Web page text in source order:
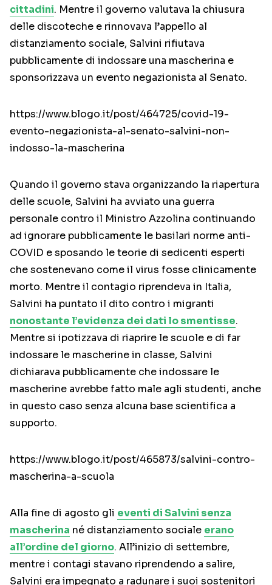
cittadini. Mentre il governo valutava la chiusura
delle discoteche e rinnovava l’appello al
distanziamento sociale, Salvini rifiutava
pubblicamente di indossare una mascherina e
sponsorizzava un evento negazionista al Senato.
https://www.blogo.it/post/464725/covid-19-
evento-negazionista-al-senato-salvini-non-
indosso-la-mascherina
Quando il governo stava organizzando la riapertura
delle scuole, Salvini ha avviato una guerra
personale contro il Ministro Azzolina continuando
ad ignorare pubblicamente le basilari norme anti-
COVID e sposando le teorie di sedicenti esperti
che sostenevano come il virus fosse clinicamente
morto. Mentre il contagio riprendeva in Italia,
Salvini ha puntato il dito contro i migranti
nonostante l’evidenza dei dati lo smentisse.
Mentre si ipotizzava di riaprire le scuole e di far
indossare le mascherine in classe, Salvini
dichiarava pubblicamente che indossare le
mascherine avrebbe fatto male agli studenti, anche
in questo caso senza alcuna base scientifica a
supporto.
https://www.blogo.it/post/465873/salvini-contro-
mascherina-a-scuola
Alla fine di agosto gli eventi di Salvini senza
mascherina né distanziamento sociale erano
all’ordine del giorno. All’inizio di settembre,
mentre i contagi stavano riprendendo a salire,
Salvini era impegnato a radunare i suoi sostenitori